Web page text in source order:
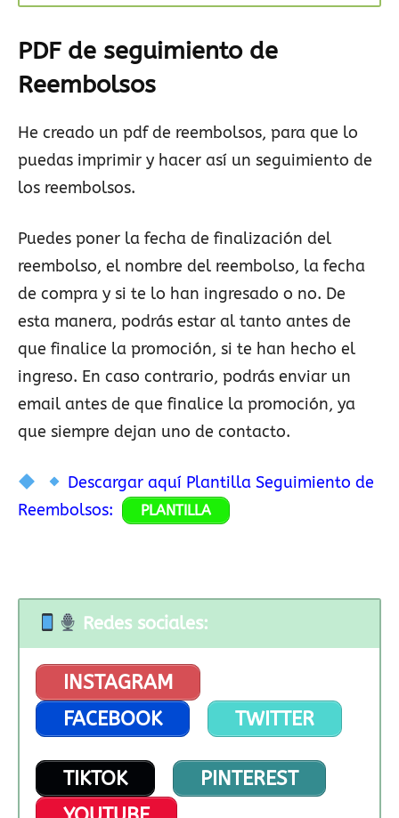
PDF de seguimiento de
Reembolsos
He creado un pdf de reembolsos, para que lo
puedas imprimir y hacer así un seguimiento de
los reembolsos.
Puedes poner la fecha de finalización del
reembolso, el nombre del reembolso, la fecha
de compra y si te lo han ingresado o no. De
esta manera, podrás estar al tanto antes de
que finalice la promoción, si te han hecho el
ingreso. En caso contrario, podrás enviar un
email antes de que finalice la promoción, ya
que siempre dejan uno de contacto.
Descargar aquí Plantilla Seguimiento de
Reembolsos:
PLANTILLA
Redes sociales:
INSTAGRAM
FACEBOOK
TWITTER
TIKTOK
PINTEREST